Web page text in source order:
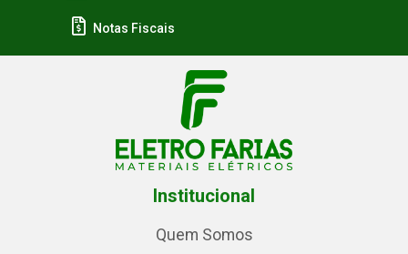
Notas Fiscais
Institucional
Quem Somos